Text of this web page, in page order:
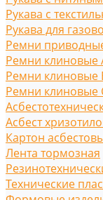
Рукава с
Рукава для
Ремни
Ремни клиновые
Ремни клиновые
Ремни клиновые
Асбест
Картон
Лента тормозная
Технические